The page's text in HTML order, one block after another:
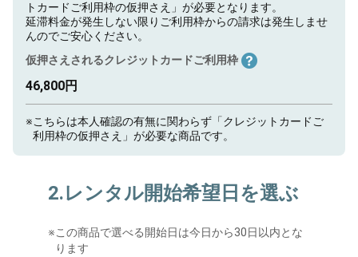
トカードご利用枠の仮押さえ」が必要となります。
延滞料金が発生しない限りご利用枠からの請求は発生しませ
んのでご安心ください。
仮押さえされるクレジットカードご利用枠
46,800円
※こちらは本人確認の有無に関わらず「クレジットカードご
利用枠の仮押さえ」が必要な商品です。
2.レンタル開始希望日を選ぶ
※この商品で選べる開始日は今日から30日以内とな
ります